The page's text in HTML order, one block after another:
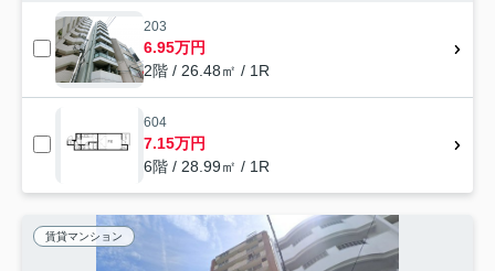
203
6.95万円
2階 / 26.48㎡ / 1R
604
7.15万円
6階 / 28.99㎡ / 1R
賃貸マンション